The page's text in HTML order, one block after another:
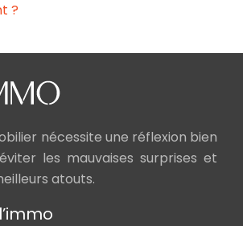
?
nécessite une réflexion bien
les mauvaises surprises et
atouts.